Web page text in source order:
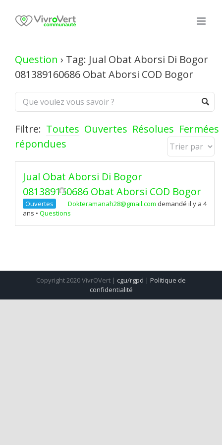
Question › Tag: Jual Obat Aborsi Di Bogor
081389160686 Obat Aborsi COD Bogor
Filtre: Toutes Ouvertes Résolues Fermées
répondues
Jual Obat Aborsi Di Bogor
081389160686 Obat Aborsi COD Bogor
Ouvertes Dokteramanah28@gmail.com demandé il y a 4
ans • Questions
Copyright 2020 VivrOVert | cgu/rgpd | Politique de
confidentialité